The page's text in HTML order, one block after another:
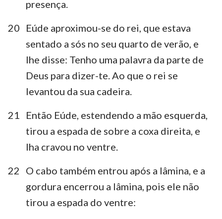
1 2 3 4 5 6
15
16 17 18 19 20 21
presença.
20
Eúde aproximou-se do rei, que estava
sentado a sós no seu quarto de verão, e
lhe disse: Tenho uma palavra da parte de
Deus para dizer-te. Ao que o rei se
levantou da sua cadeira.
21
Então Eúde, estendendo a mão esquerda,
tirou a espada de sobre a coxa direita, e
lha cravou no ventre.
22
O cabo também entrou após a lâmina, e a
gordura encerrou a lâmina, pois ele não
tirou a espada do ventre: